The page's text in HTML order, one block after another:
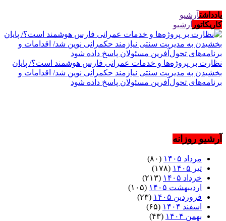
یادداشتآرشیو
کاریکاتور آرشیو
نظارت بر پروژه‌ها و خدمات عمرانی فارس هوشمند است؟/ پایان
بخشیدن به مدیریت سنتی نیازمند حکمرانی نوین شد/ اقدامات و
برنامه‌های تحول‌آفرین مسئولان پاسخ داده شود
آرشیو روزانه
مرداد ۱۴۰۵
(۸۰)
تیر ۱۴۰۵
(۱۷۸)
خرداد ۱۴۰۵
(۲۱۳)
اردیبهشت ۱۴۰۵
(۱۰۵)
فروردین ۱۴۰۵
(۲۳)
اسفند ۱۴۰۴
(۶۵)
بهمن ۱۴۰۴
(۴۳)